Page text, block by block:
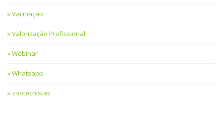
Vacinação
Valorização Profissional
Webinar
Whatsapp
zootecnistas